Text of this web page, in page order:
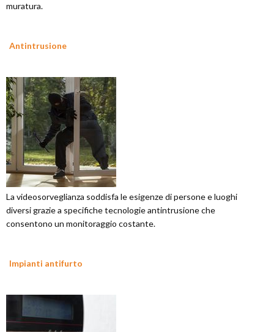
muratura.
Antintrusione
La videosorveglianza soddisfa le esigenze di persone e luoghi
diversi grazie a specifiche tecnologie antintrusione che
consentono un monitoraggio costante.
Impianti antifurto